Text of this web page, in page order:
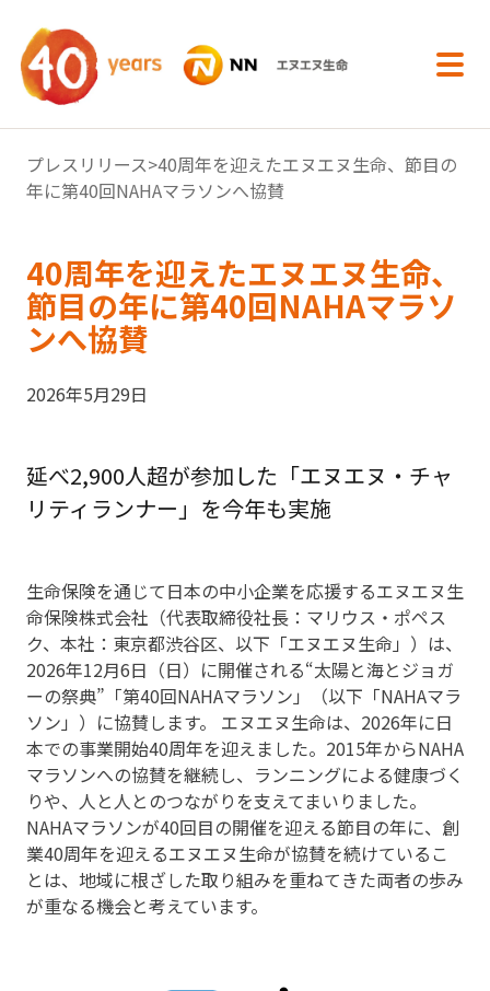
プレスリリース>40周年を迎えたエヌエヌ生命、節目の
年に第40回NAHAマラソンへ協賛
40周年を迎えたエヌエヌ生命、
節目の年に第40回NAHAマラソ
ンへ協賛
2026年5月29日
延べ2,900人超が参加した「エヌエヌ・チャ
リティランナー」を今年も実施
生命保険を通じて日本の中小企業を応援するエヌエヌ生
命保険株式会社（代表取締役社長：マリウス・ポペス
ク、本社：東京都渋谷区、以下「エヌエヌ生命」）は、
2026年12月6日（日）に開催される“太陽と海とジョガ
ーの祭典”「第40回NAHAマラソン」（以下「NAHAマラ
ソン」）に協賛します。 エヌエヌ生命は、2026年に日
本での事業開始40周年を迎えました。2015年からNAHA
マラソンへの協賛を継続し、ランニングによる健康づく
りや、人と人とのつながりを支えてまいりました。
NAHAマラソンが40回目の開催を迎える節目の年に、創
業40周年を迎えるエヌエヌ生命が協賛を続けているこ
とは、地域に根ざした取り組みを重ねてきた両者の歩み
が重なる機会と考えています。